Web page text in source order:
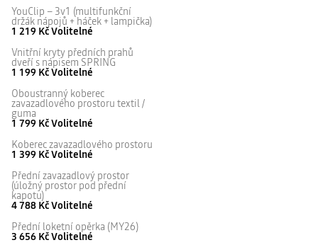
YouClip – 3v1 (multifunkční
držák nápojů + háček + lampička)
1 219 KčVolitelné
Vnitřní kryty předních prahů
dveří s nápisem SPRING
1 199 KčVolitelné
Oboustranný koberec
zavazadlového prostoru textil /
guma
1 799 KčVolitelné
Koberec zavazadlového prostoru
1 399 KčVolitelné
Přední zavazadlový prostor
(úložný prostor pod přední
kapotu)
4 788 KčVolitelné
Přední loketní opěrka (MY26)
3 656 KčVolitelné